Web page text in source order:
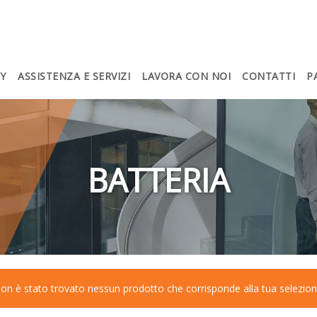
ASSISTENZA E SERVIZI LAVORA CON NOI CONTATTI
BATTERIA
è stato trovato nessun prodotto che corrisponde alla tua